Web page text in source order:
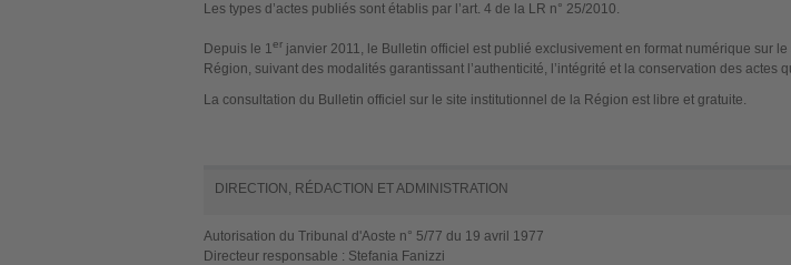
Les types d’actes publiés sont établis par l’art. 4 de la LR n° 25/2010.
Depuis le 1er janvier 2011, le Bulletin officiel est publié exclusivement en format numérique sur
Région, suivant des modalités garantissant l’authenticité, l’intégrité et la conservation des actes
La consultation du Bulletin officiel sur le site institutionnel de la Région est libre et gratuite.
DIRECTION, RÉDACTION ET ADMINISTRATION
Autorisation du Tribunal d'Aoste n° 5/77 du 19 avril 1977
Directeur responsable : Stefania Fanizzi